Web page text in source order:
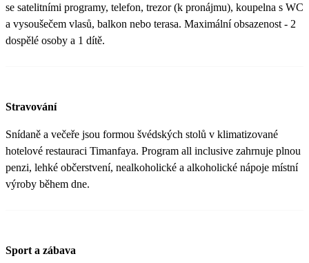
se satelitními programy, telefon, trezor (k pronájmu), koupelna s WC
a vysoušečem vlasů, balkon nebo terasa. Maximální obsazenost - 2
dospělé osoby a 1 dítě.
Stravování
Snídaně a večeře jsou formou švédských stolů v klimatizované
hotelové restauraci Timanfaya. Program all inclusive zahrnuje plnou
penzi, lehké občerstvení, nealkoholické a alkoholické nápoje místní
výroby během dne.
Sport a zábava